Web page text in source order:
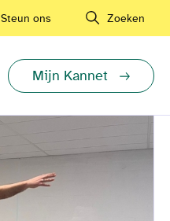
Steun ons Zoeken
Mijn Kannet